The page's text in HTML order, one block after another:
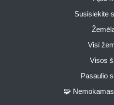
Susisiekite
Visi
Visos
Pasaulio
🧩